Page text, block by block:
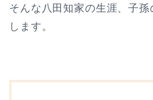
そんな八田知家の生涯、子
します。